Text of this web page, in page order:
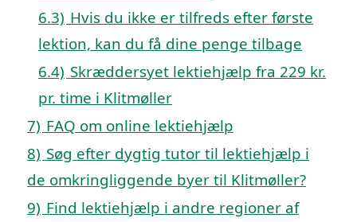
6.3) Hvis du ikke er tilfreds efter første
lektion, kan du få dine penge tilbage
6.4) Skræddersyet lektiehjælp fra 229 kr.
pr. time i Klitmøller
7) FAQ om online lektiehjælp
8) Søg efter dygtig tutor til lektiehjælp i
de omkringliggende byer til Klitmøller?
9) Find lektiehjælp i andre regioner af